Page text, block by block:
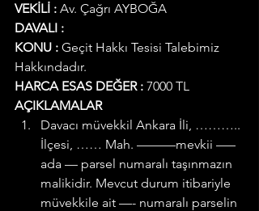
VEKİLİ : Av. Çağrı AYBOĞA
DAVALI :
KONU : Geçit Hakkı Tesisi Talebimiz
Hakkındadır.
HARCA ESAS DEĞER : 7000 TL
AÇIKLAMALAR
Davacı müvekkil Ankara İli, ………..
İlçesi, …… Mah. ———mevkii —–
ada — parsel numaralı taşınmazın
malikidir. Mevcut durum itibariyle
müvekkile ait —- numaralı parselin